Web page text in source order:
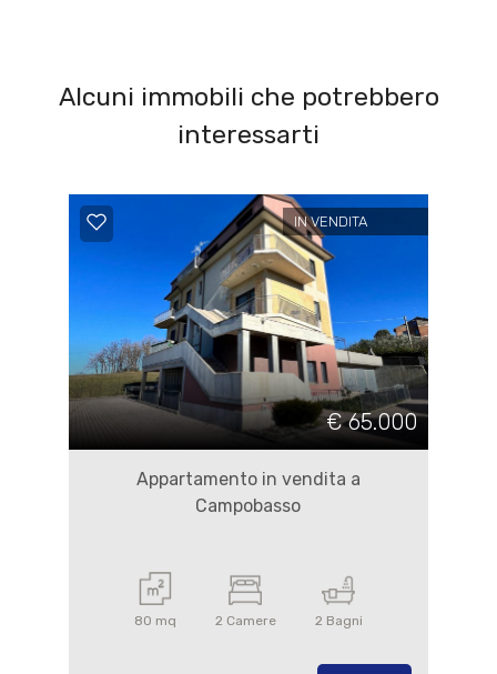
Alcuni immobili che potrebbero
interessarti
IN VENDITA
€ 65.000
Appartamento in vendita a
Campobasso
80 mq 2 Camere 2 Bagni